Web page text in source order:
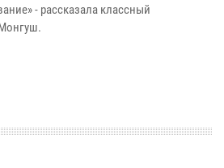
- рассказала классный